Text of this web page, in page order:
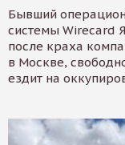
Бывший
системы Wirecard
после краха
в Москве,
ездит на